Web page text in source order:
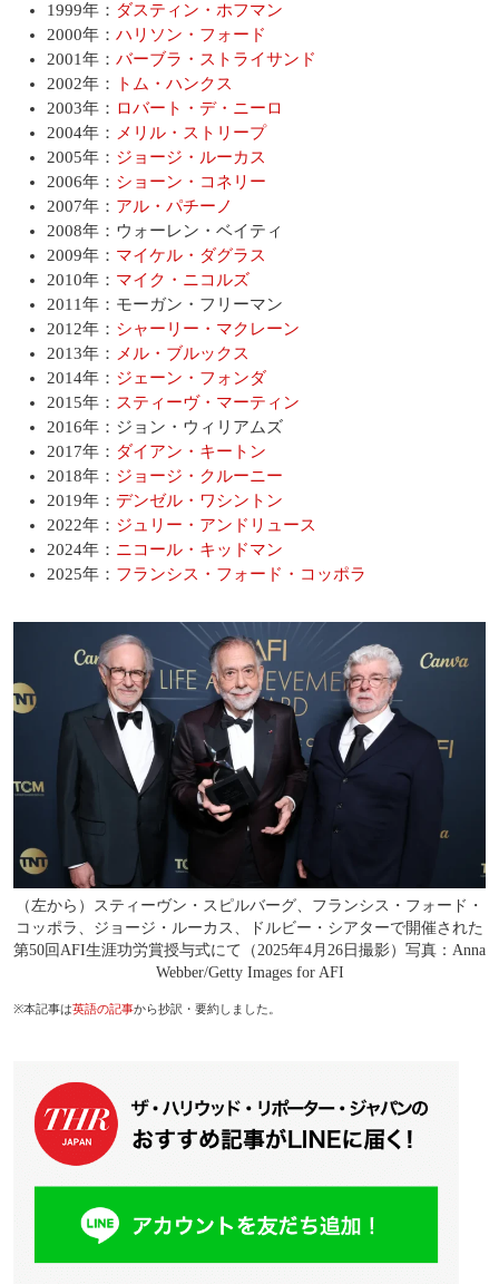
1999年： ダスティン・ホフマン
2000年： ハリソン・フォード
2001年： バーブラ・ストライサンド
2002年：
トム・ハンクス
2003年： ロバート・デ・ニーロ
2004年：
メリル・ストリープ
2005年： ジョージ・ルーカス
2006年： ショーン・コネリー
2007年： アル・パチーノ
2008年：ウォーレン・ベイティ
2009年： マイケル・ダグラス
2010年： マイク・ニコルズ
2011年：モーガン・フリーマン
2012年： シャーリー・マクレーン
2013年：
メル・ブルックス
2014年： ジェーン・フォンダ
2015年： スティーヴ・マーティン
2016年：ジョン・ウィリアムズ
2017年： ダイアン・キートン
2018年： ジョージ・クルーニー
2019年： デンゼル・ワシントン
2022年： ジュリー・アンドリュース
2024年： ニコール・キッドマン
2025年： フランシス・フォード・コッポラ
（左から）スティーヴン・スピルバーグ、フランシス・フォード・
コッポラ、ジョージ・ルーカス、ドルビー・シアターで開催された
第50回AFI生涯功労賞授与式にて（2025年4月26日撮影）写真：Anna
Webber/Getty Images for AFI
※本記事は英語の記事から抄訳・要約しました。